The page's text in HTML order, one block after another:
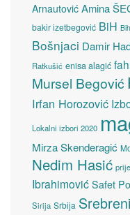
Arnautović Amina
bakir izetbegović BiH
Bošnjaci Damir
Ratkušić enisa alagić
Mursel Begović
Irfan Horozović
Lokalni izbori 2020
Mirza Skenderagić
Nedim Hasić
Ibrahimović Safet
Sirija Srbija